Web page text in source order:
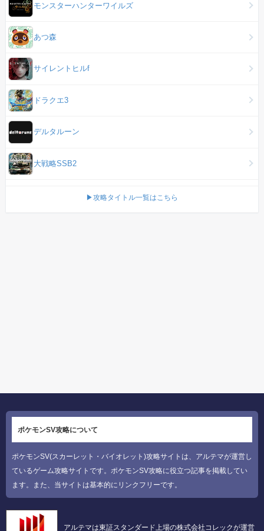
モンスターハンターワイルズ
あつ森
サイレントヒルf
ドラクエ3
デルタルーン
大戦略SSB2
▶攻略タイトル一覧はこちら
ポケモンSV攻略について
ポケモンSV(スカーレット・バイオレット)攻略サイトは、アルテマが運営し
ているゲーム攻略サイトです。ポケモンSV攻略に役立つ記事を掲載してい
ます。また、当サイトは基本的にリンクフリーです。
アルテマは東証スタンダード上場の株式会社コレックが運営